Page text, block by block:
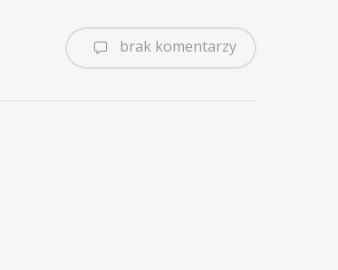
brak komentarzy